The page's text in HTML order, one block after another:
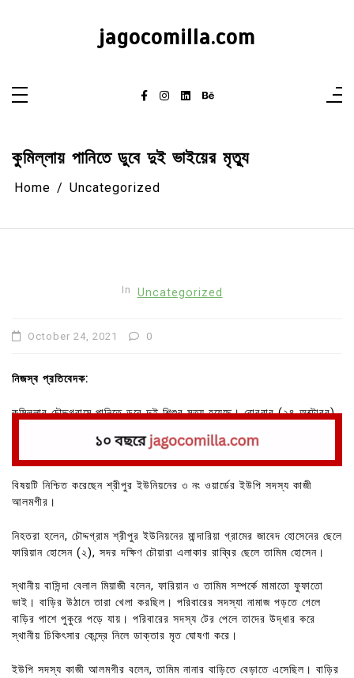
jagocomilla.com
কুমিল্লায় পানিতে ডুবে দুই ভাইয়ের মৃত্যু
Home Uncategorized
In Uncategorized
October 24, 2021 0
নিজস্ব প্রতিবেদক:
কুমিল্লার চৌদ্দগ্রামে পানিতে ডুবে দুই শিশুর মৃত্যু হয়েছে। রোববার (২৪ অক্টোবর)
বিষয়টি নিশ্চিত করেছেন শ্রীপুর ইউনিয়নের ৩ নং ওয়ার্ডের ইউপি সদস্য কাজী
আলমগীর।
নিহতরা হলেন, চৌদ্দগ্রাম শ্রীপুর ইউনিয়নের মান্দারিয়া গ্রামের জাবেদ হোসেনের ছেলে
ফারিয়ান হোসেন (২), সদর দক্ষিণ চৌয়ারা এলাকার রাব্বির ছেলে তামিম হোসেন।
স্থানীয় বাসিন্দা বেলাল মিয়াজী বলেন, ফারিয়ান ও তামিম সম্পর্কে মামাতো ফুফাতো
ভাই। বাড়ির উঠানে তারা খেলা করছিল। পরিবারের সদস্যা নামাজ পড়তে গেলে
বাড়ির পাশে পুকুরে পড়ে যায়। পরিবারের সদস্য টের পেলে তাদের উদ্ধার করে
স্থানীয় চিকিৎসার কেন্দ্রে নিলে ডাক্তার মৃত ঘোষণা করে।
ইউপি সদস্য কাজী আলমগীর বলেন, তামিম নানার বাড়িতে বেড়াতে এসেছিল। বাড়ির